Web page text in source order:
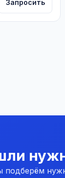
Запросить
подберём